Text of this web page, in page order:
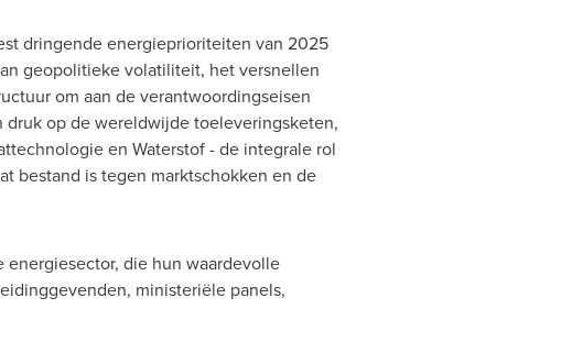
dringende energieprioriteiten van 2025
geopolitieke volatiliteit, het versnellen
om aan de verantwoordingseisen
op de wereldwijde toeleveringsketen,
en Waterstof - de integrale rol
bestand is tegen marktschokken en de
die hun waardevolle
ministeriële panels,